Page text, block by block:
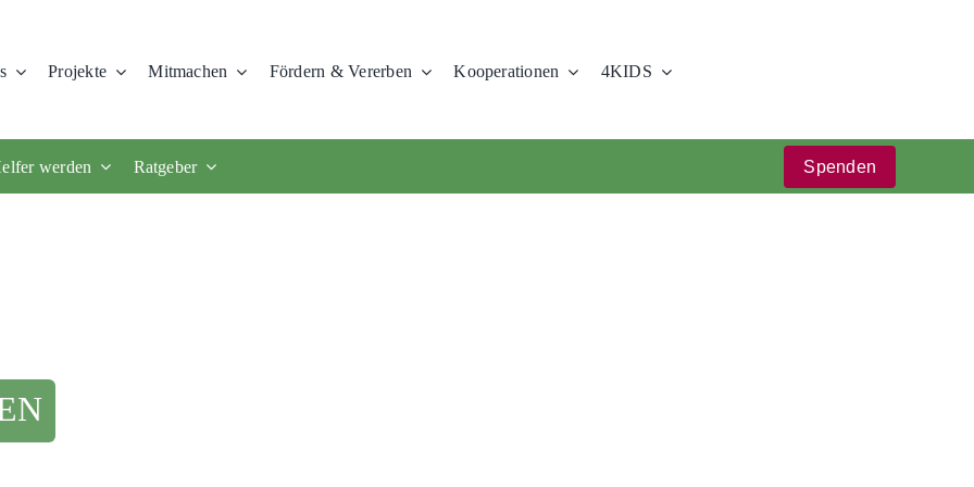
Projekte Mitmachen Fördern & Vererben Kooperationen 4KIDS
werden Ratgeber Spenden